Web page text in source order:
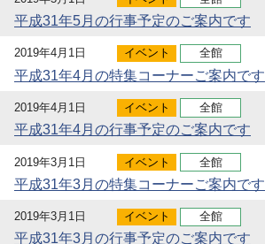
平成31年5月の行事予定のご案内です
2019年4月1日 イベント 全館
平成31年4月の特集コーナーご案内です
2019年4月1日 イベント 全館
平成31年4月の行事予定のご案内です
2019年3月1日 イベント 全館
平成31年3月の特集コーナーご案内です
2019年3月1日 イベント 全館
平成31年3月の行事予定のご案内です